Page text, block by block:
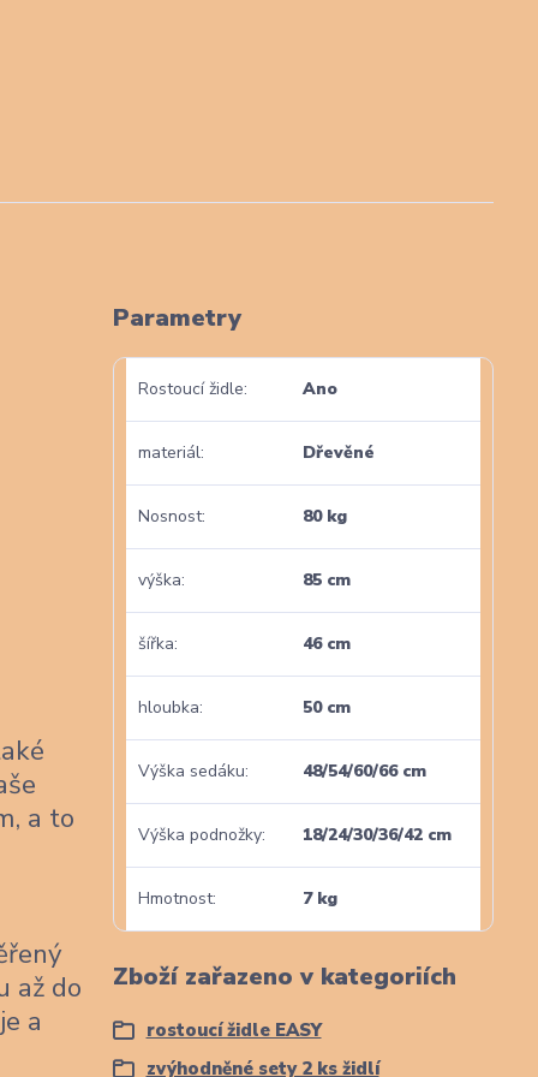
a to
až do
a
Parametry
Rostoucí židle Ano
materiál Dřevěné
Nosnost 80 kg
výška 85 cm
šířka 46 cm
hloubka 50 cm
Výška sedáku 48/54/60/66 cm
Výška podnožky 18/24/30/36/42 cm
Hmotnost 7 kg
Zboží zařazeno v kategoriích
rostoucí židle EASY
zvýhodněné sety 2 ks židlí